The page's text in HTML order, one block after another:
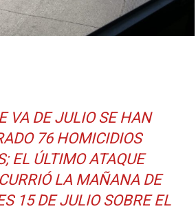
VA DE JULIO SE HAN
76 HOMICIDIOS
EL ÚLTIMO ATAQUE
LA MAÑANA DE
15 DE JULIO SOBRE EL